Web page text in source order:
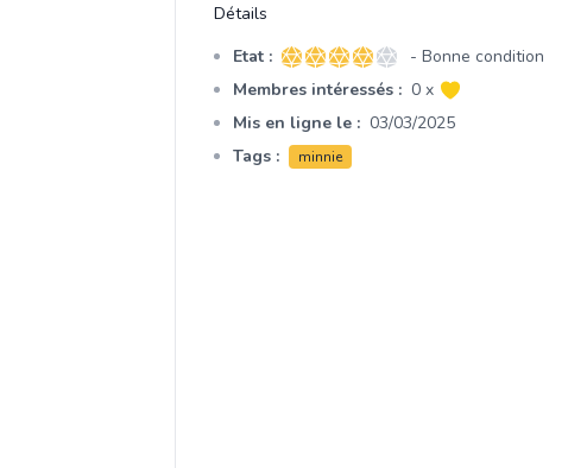
Détails
Etat : 4 sur 5 étoiles
- Bonne condition
Membres intéressés : 0 x
Mis en ligne le : 03/03/2025
Tags :
minnie